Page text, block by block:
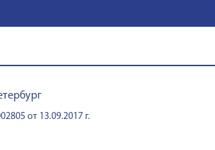
от 13.09.2017 г.